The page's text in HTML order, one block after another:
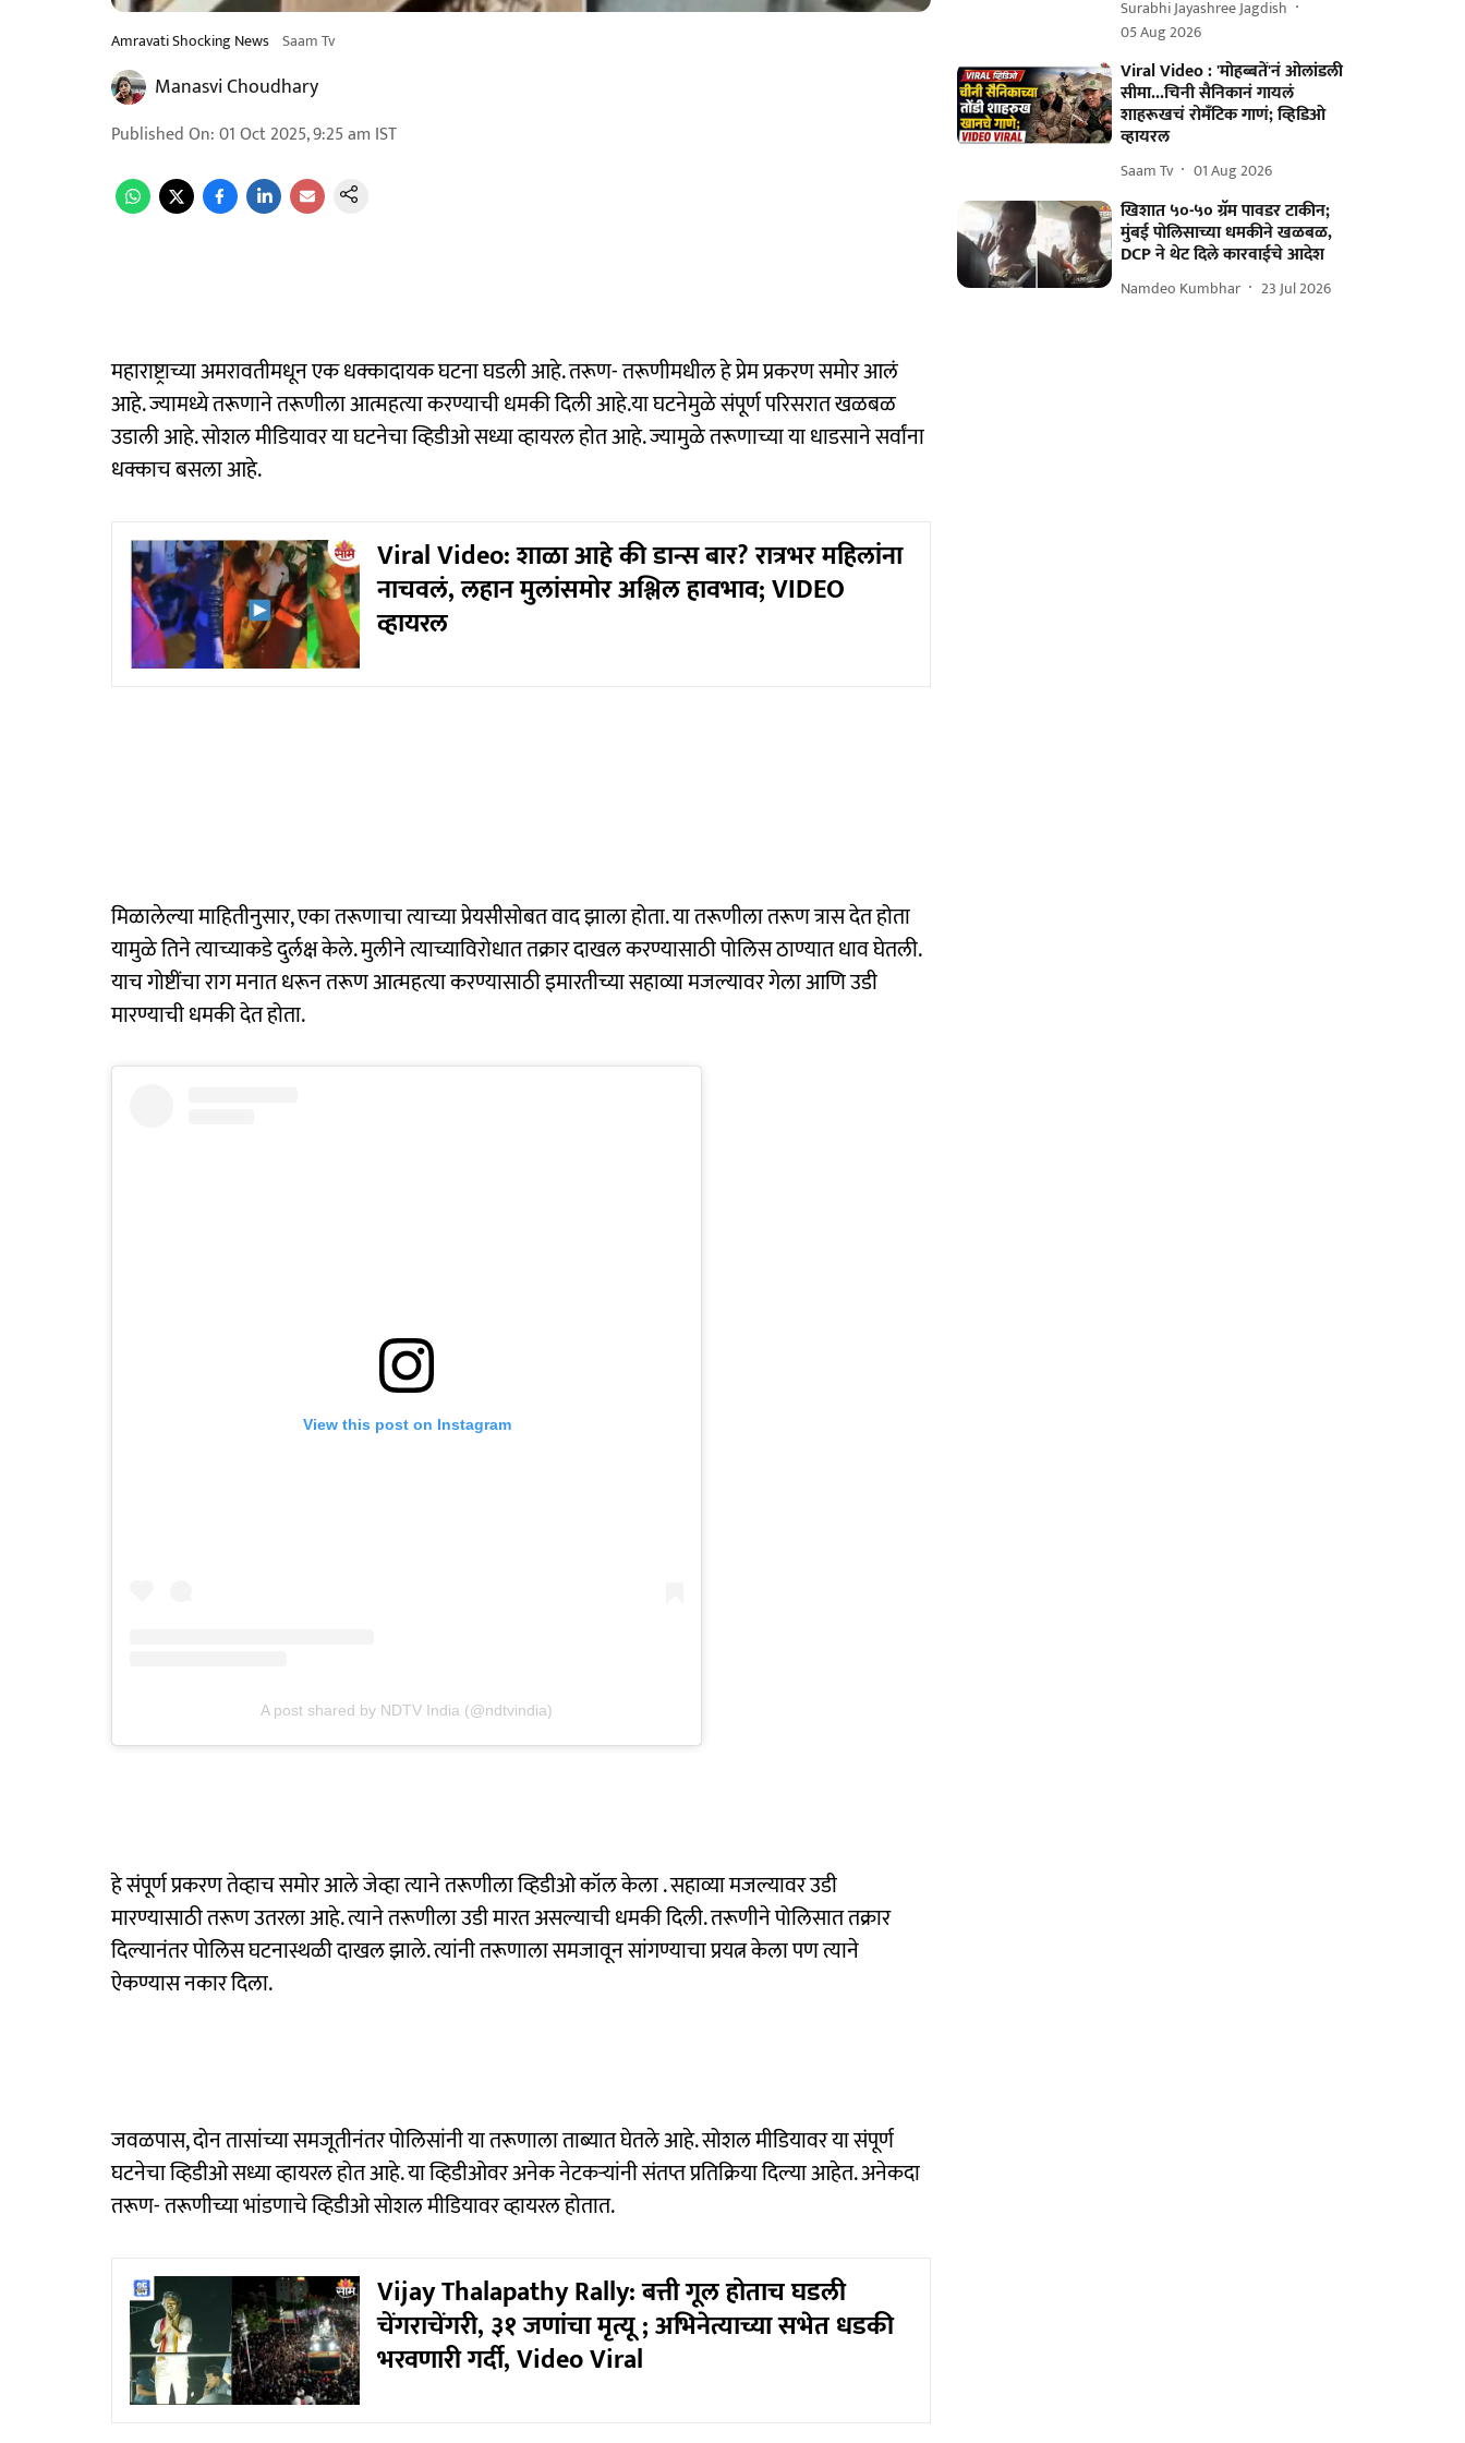
Amravati Shocking News Saam Tv
Manasvi Choudhary
Published On:01 Oct 2025, 9:25 am IST
महाराष्ट्राच्या अमरावतीमधून एक धक्कादायक घटना घडली आहे. तरूण- तरूणीमधील हे प्रेम प्रकरण समोर आलं
आहे. ज्यामध्ये तरूणाने तरूणीला आत्महत्या करण्याची धमकी दिली आहे.या घटनेमुळे संपूर्ण परिसरात खळबळ
उडाली आहे. सोशल मीडियावर या घटनेचा व्हिडीओ सध्या व्हायरल होत आहे. ज्यामुळे तरूणाच्या या धाडसाने सर्वांना
धक्काच बसला आहे.
Viral Video: शाळा आहे की डान्स बार? रात्रभर महिलांना
नाचवलं, लहान मुलांसमोर अश्लिल हावभाव; VIDEO
व्हायरल
मिळालेल्या माहितीनुसार, एका तरूणाचा त्याच्या प्रेयसीसोबत वाद झाला होता. या तरूणीला तरूण त्रास देत होता
यामुळे तिने त्याच्याकडे दुर्लक्ष केले. मुलीने त्याच्याविरोधात तक्रार दाखल करण्यासाठी पोलिस ठाण्यात धाव घेतली.
याच गोष्टींचा राग मनात धरून तरूण आत्महत्या करण्यासाठी इमारतीच्या सहाव्या मजल्यावर गेला आणि उडी
मारण्याची धमकी देत होता.
View this post on Instagram
A post shared by NDTV India (@ndtvindia)
हे संपूर्ण प्रकरण तेव्हाच समोर आले जेव्हा त्याने तरूणीला व्हिडीओ कॉल केला . सहाव्या मजल्यावर उडी
मारण्यासाठी तरूण उतरला आहे. त्याने तरूणीला उडी मारत असल्याची धमकी दिली. तरूणीने पोलिसात तक्रार
दिल्यानंतर पोलिस घटनास्थळी दाखल झाले. त्यांनी तरूणाला समजावून सांगण्याचा प्रयत्न केला पण त्याने
ऐकण्यास नकार दिला.
जवळपास, दोन तासांच्या समजूतीनंतर पोलिसांनी या तरूणाला ताब्यात घेतले आहे. सोशल मीडियावर या संपूर्ण
घटनेचा व्हिडीओ सध्या व्हायरल होत आहे. या व्हिडीओवर अनेक नेटकऱ्यांनी संतप्त प्रतिक्रिया दिल्या आहेत. अनेकदा
तरूण- तरूणीच्या भांडणाचे व्हिडीओ सोशल मीडियावर व्हायरल होतात.
Vijay Thalapathy Rally: बत्ती गूल होताच घडली
चेंगराचेंगरी, ३१ जणांचा मृत्यू ; अभिनेत्याच्या सभेत धडकी
भरवणारी गर्दी, Video Viral
Surabhi Jayashree Jagdish
05 Aug 2026
Viral Video : 'मोहब्बतें'नं ओलांडली
सीमा...चिनी सैनिकानं गायलं
शाहरूखचं रोमँटिक गाणं; व्हिडिओ
व्हायरल
Saam Tv 01 Aug 2026
खिशात ५०-५० ग्रॅम पावडर टाकीन;
मुंबई पोलिसाच्या धमकीने खळबळ,
DCP ने थेट दिले कारवाईचे आदेश
Namdeo Kumbhar 23 Jul 2026